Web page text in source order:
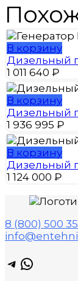
В корзину
Дизельный
1 011 640 ₽
В корзину
Дизельный
1 936 995 ₽
В корзину
Дизельный
1 124 000 ₽
8 (800) 500
Telegram